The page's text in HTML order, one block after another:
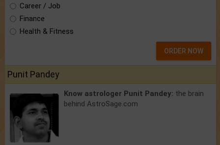
Career / Job
Finance
Health & Fitness
ORDER NOW
Punit Pandey
Know astrologer Punit Pandey: the brain
behind AstroSage.com